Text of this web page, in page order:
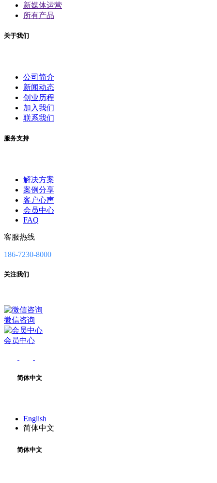
新媒体运营
所有产品
关于我们
公司简介
新闻动态
创业历程
加入我们
联系我们
服务支持
解决方案
案例分享
客户心声
会员中心
FAQ
客服热线
186-7230-8000
关注我们
微信咨询
会员中心
简体中文
English
简体中文
简体中文